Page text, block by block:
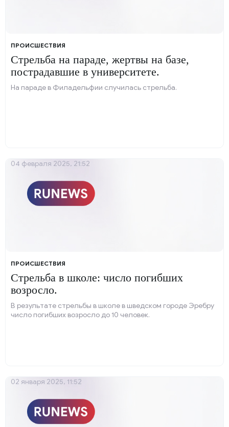
ПРОИСШЕСТВИЯ
Стрельба на параде, жертвы на базе,
пострадавшие в университете.
На параде в Филадельфии случилась стрельба.
ПРОИСШЕСТВИЯ
Стрельба в школе: число погибших
возросло.
В результате стрельбы в школе в шведском городе Эребру
число погибших возросло до 10 человек.
04 февраля 2025, 21:52
02 января 2025, 11:52